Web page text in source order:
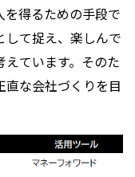
を得るための手段で
して捉え、楽しんで
ています。そのた
な会社づくりを目